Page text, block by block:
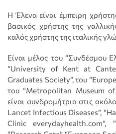
Η Έλενα είναι έμπειρη
βασικός χρήστης της
καλός χρήστης της ιταλικής
Είναι μέλος του “Συνδέσμου
“University of Kent at
Graduates Society”, του
του “Metropolitan Museum
είναι συνδρομήτρια στις
Lancet Infectious Diseases”,
Clinic everydayhealth.com”,